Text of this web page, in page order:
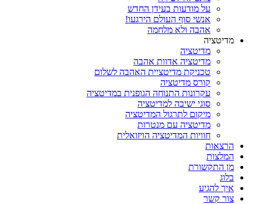
על מודעות בעידן החדש
אנשי סוף העולם הירגעו!
אהבה ולא מלחמה
מדיטציה
מדיטציה
מדיטציה אדוות אהבה
טכניקת מדיטציית האהבה לשלום
קורס מדיטציה
עקרונות התנוחה הגופנית במדיטציה
סוגי ישיבה למדיטציה
מיקום לתרגול המדיטציה
מדיטציה עם מנטרות
חוויות המדיטציה הויזואלית
הרצאות
המלצות
מן התקשורת
בלוג
איך להגיע
צור קשר